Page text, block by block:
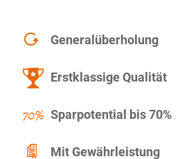
Generalüberholung
Erstklassige Qualität
Sparpotential bis 70%
Mit Gewährleistung